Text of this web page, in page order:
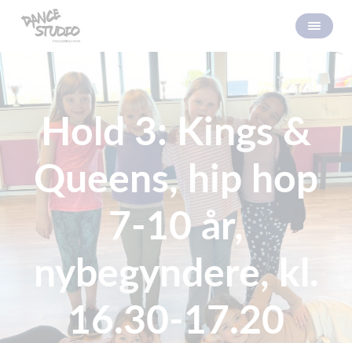
Hold 3: Kings &
Queens, hip hop
7-10 år,
nybegyndere, kl.
16.30-17.20